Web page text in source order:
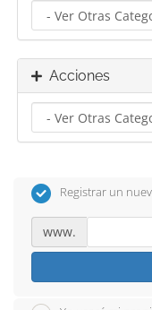
Acciones
Registrar un
www.